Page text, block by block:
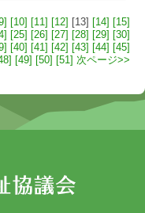
[10] [11] [12] [13] [14] [15]
[25] [26] [27] [28] [29] [30]
[40] [41] [42] [43] [44] [45]
[49] [50] [51] 次ページ>>